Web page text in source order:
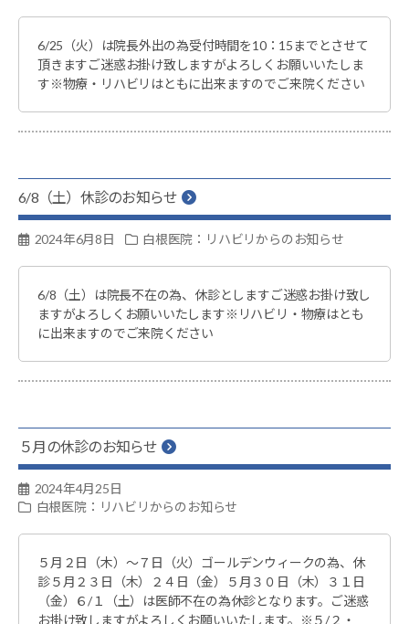
6/25（火）は院長外出の為受付時間を10：15までとさせて
頂きますご迷惑お掛け致しますがよろしくお願いいたしま
す※物療・リハビリはともに出来ますのでご来院ください
6/8（土）休診のお知らせ
2024年6月8日 白根医院：リハビリからのお知らせ
6/8（土）は院長不在の為、休診としますご迷惑お掛け致し
ますがよろしくお願いいたします※リハビリ・物療はとも
に出来ますのでご来院ください
５月の休診のお知らせ
2024年4月25日
白根医院：リハビリからのお知らせ
５月２日（木）～７日（火）ゴールデンウィークの為、休
診５月２３日（木）２４日（金）５月３０日（木）３１日
（金）６/１（土）は医師不在の為休診となります。ご迷惑
お掛け致しますがよろしくお願いいたします。※５/２・